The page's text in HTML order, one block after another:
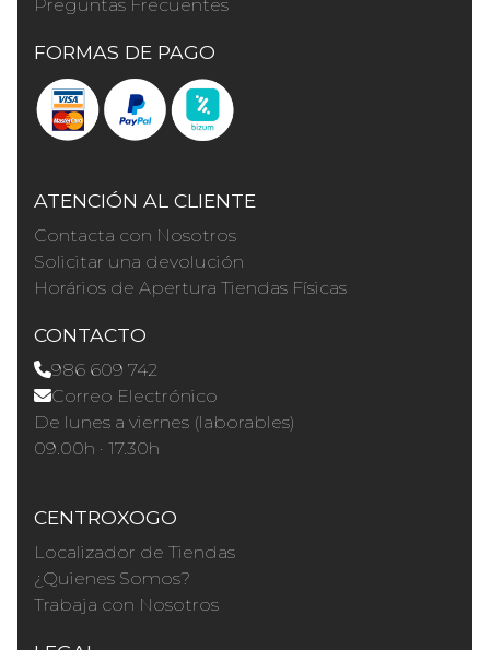
Preguntas Frecuentes
FORMAS DE PAGO
ATENCIÓN AL CLIENTE
Contacta con Nosotros
Solicitar una devolución
Horários de Apertura Tiendas Físicas
CONTACTO
986 609 742
Correo Electrónico
De lunes a viernes (laborables)
09.00h · 17.30h
CENTROXOGO
Localizador de Tiendas
¿Quienes Somos?
Trabaja con Nosotros